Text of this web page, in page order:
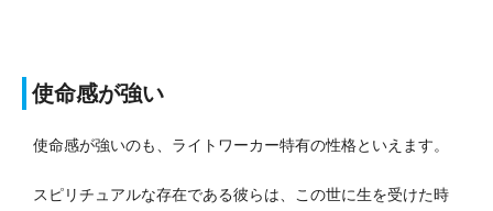
使命感が強い
使命感が強いのも、ライトワーカー特有の性格といえます。
スピリチュアルな存在である彼らは、この世に生を受けた時